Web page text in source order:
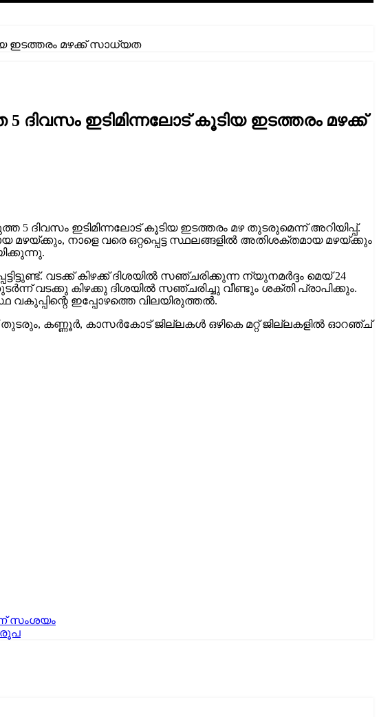
ഇടത്തരം മഴക്ക് സാധ്യത
ഇടിമിന്നലോട് കൂടിയ ഇടത്തരം മഴക്ക്
ദിവസം ഇടിമിന്നലോട് കൂടിയ ഇടത്തരം മഴ തുടരുമെന്ന് അറിയിപ്പ്.
മഴയ്ക്കും, നാളെ വരെ ഒറ്റപ്പെട്ട സ്ഥലങ്ങളിൽ അതിശക്തമായ മഴയ്ക്കും
വടക്ക് കിഴക്ക് ദിശയിൽ സഞ്ചരിക്കുന്ന ന്യുനമർദ്ദം മെയ് 24
വടക്കു കിഴക്കു ദിശയിൽ സഞ്ചരിച്ചു വീണ്ടും ശക്തി പ്രാപിക്കും.
ഇപ്പോഴത്തെ വിലയിരുത്തൽ.
തുടരും, കണ്ണൂർ, കാസർകോട് ജില്ലകൾ ഒഴികെ മറ്റ് ജില്ലകളിൽ ഓറഞ്ച്
സംശയം
രൂപ